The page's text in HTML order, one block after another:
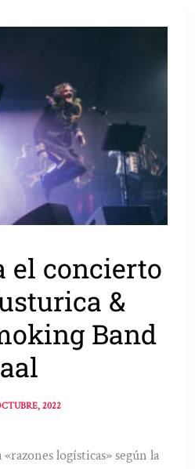
el concierto
&
Band
2022
logísticas» según la